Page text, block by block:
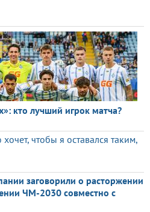
кто лучший игрок матча?
чтобы я оставался таким,
заговорили о расторжении
ЧМ-2030 совместно с